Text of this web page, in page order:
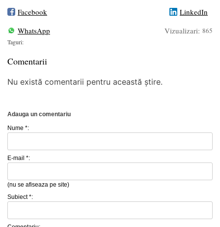
Facebook
LinkedIn
WhatsApp
Vizualizari: 865
Taguri:
Comentarii
Nu există comentarii pentru această știre.
Adauga un comentariu
Nume *:
E-mail *:
(nu se afiseaza pe site)
Subiect *: